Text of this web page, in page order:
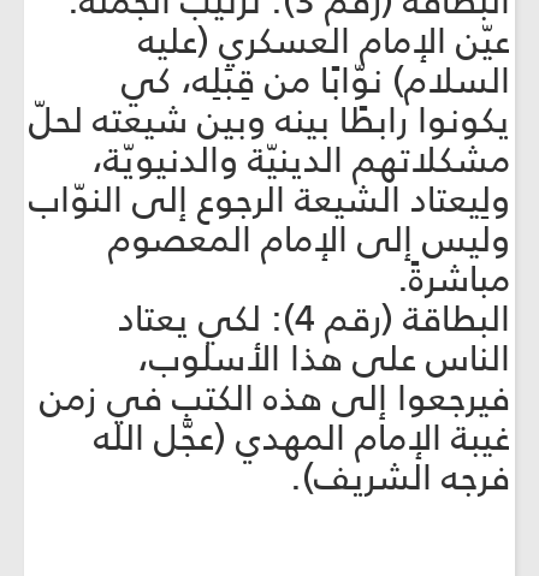
عيّن الإمام العسكري (عليه
السلام) نوّابًا من قِبَلِه، كي
يكونوا رابطًا بينه وبين شيعته لحلّ
مشكلاتهم الدينيّة والدنيويّة،
ولِيعتاد الشيعة الرجوع إلى النوّاب
وليس إلى الإمام المعصوم
مباشرةً.
البطاقة (رقم 4): لكي يعتاد
الناس على هذا الأسلوب،
فيرجعوا إلى هذه الكتب في زمن
غيبة الإمام المهدي (عجَّل الله
فرجه الشريف).